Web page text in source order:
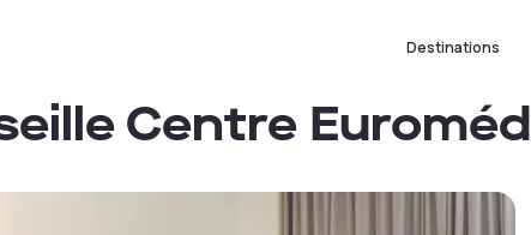
Destinations
Centre Euroméd